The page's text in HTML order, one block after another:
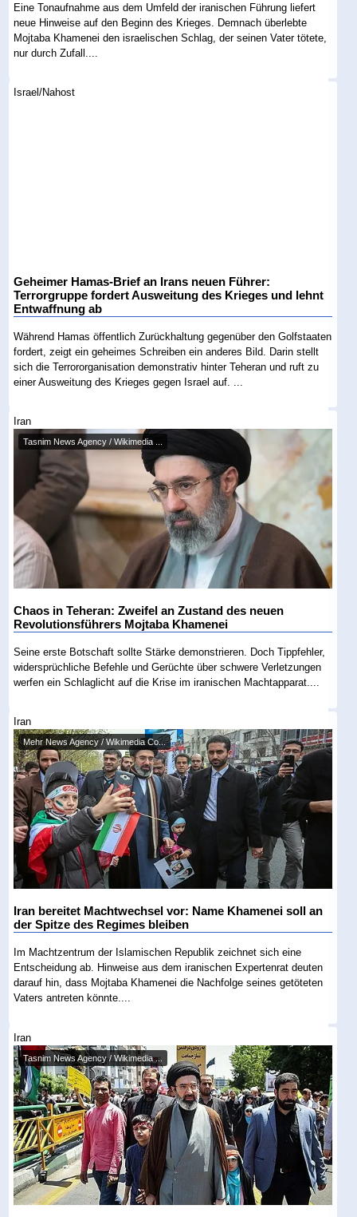
Eine Tonaufnahme aus dem Umfeld der iranischen Führung liefert
neue Hinweise auf den Beginn des Krieges. Demnach überlebte
Mojtaba Khamenei den israelischen Schlag, der seinen Vater tötete,
nur durch Zufall....
Israel/Nahost
Geheimer Hamas-Brief an Irans neuen Führer:
Terrorgruppe fordert Ausweitung des Krieges und lehnt
Entwaffnung ab
Während Hamas öffentlich Zurückhaltung gegenüber den Golfstaaten
fordert, zeigt ein geheimes Schreiben ein anderes Bild. Darin stellt
sich die Terrororganisation demonstrativ hinter Teheran und ruft zu
einer Ausweitung des Krieges gegen Israel auf. ...
Iran
Tasnim News Agency / Wikimedia ...
Chaos in Teheran: Zweifel an Zustand des neuen
Revolutionsführers Mojtaba Khamenei
Seine erste Botschaft sollte Stärke demonstrieren. Doch Tippfehler,
widersprüchliche Befehle und Gerüchte über schwere Verletzungen
werfen ein Schlaglicht auf die Krise im iranischen Machtapparat....
Iran
Mehr News Agency / Wikimedia Co...
Iran bereitet Machtwechsel vor: Name Khamenei soll an
der Spitze des Regimes bleiben
Im Machtzentrum der Islamischen Republik zeichnet sich eine
Entscheidung ab. Hinweise aus dem iranischen Expertenrat deuten
darauf hin, dass Mojtaba Khamenei die Nachfolge seines getöteten
Vaters antreten könnte....
Iran
Tasnim News Agency / Wikimedia ...